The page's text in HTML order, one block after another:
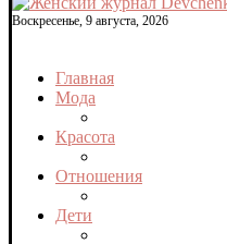
Воскресенье, 9 августа, 2026
Главная
Мода
Красота
Отношения
Дети